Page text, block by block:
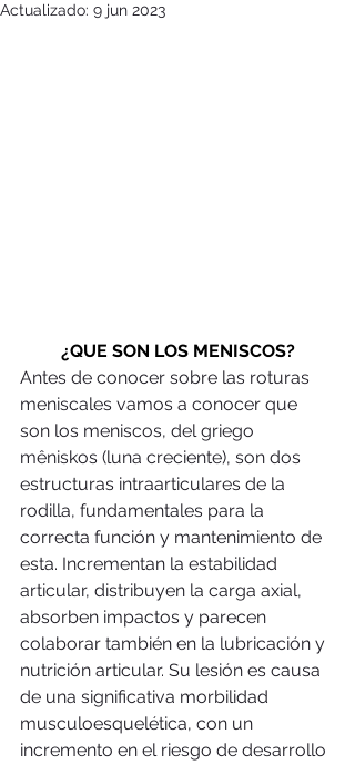
Actualizado: 9 jun 2023
¿QUE SON LOS MENISCOS?
Antes de conocer sobre las roturas
meniscales vamos a conocer que
son los meniscos, del griego
mêniskos (luna creciente), son dos
estructuras intraarticulares de la
rodilla, fundamentales para la
correcta función y mantenimiento de
esta. Incrementan la estabilidad
articular, distribuyen la carga axial,
absorben impactos y parecen
colaborar también en la lubricación y
nutrición articular. Su lesión es causa
de una significativa morbilidad
musculoesquelética, con un
incremento en el riesgo de desarrollo